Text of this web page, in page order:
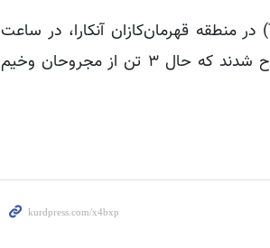
لازم به ذکر است، در حمله تروریستی به تأسیسات صنایع هوافضای ترکیه (TUSAŞ) در منطقه قهرمان‌کازان آنکارا، در ساعت
۱۵:۲۶ امروز چهارشنبه 23 اکتبر، ۴ تن جان خود را از دست داده و ۱۴ تن دیگر مجروح شدند که حال ۳ تن از مجروحان وخیم